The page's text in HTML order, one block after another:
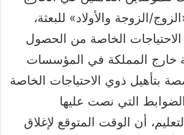
الزوجة والأولاد» للبعثة،
الخاصة من الحصول
خارج المملكة في المؤسسات
بتأهيل ذوي الاحتياجات الخاصة
التي نصت عليها
أن الوقت المتوقع لإغلاق